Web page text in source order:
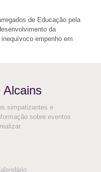
de Educação pela
da
empenho em
Alcains
simpatizantes e
sobre eventos